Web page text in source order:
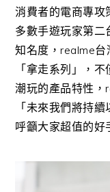
消費者的電商專攻
多數手遊玩家第二
知名度，realme台
「拿走系列」，
潮玩的產品特性，
「未來我們將持
呼籲大家超值的好